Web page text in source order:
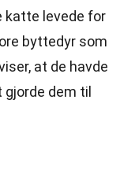
katte levede for
byttedyr som
at de havde
dem til